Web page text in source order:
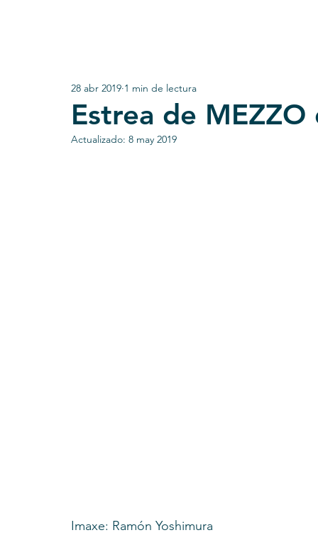
Estrea de
28 abr 2019 1 min de lectura
Actualizado: 8 may 2019
Imaxe: Ramón Yoshimura